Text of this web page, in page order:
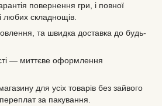
повернення гри, і повної
любих складнощів.
та швидка доставка до будь-
— миттєве оформлення
для усіх товарів без зайвого
за пакування.